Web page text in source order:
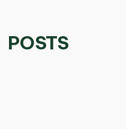
POSTS